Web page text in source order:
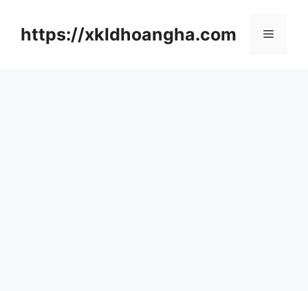
https://xkldhoangha.com 메